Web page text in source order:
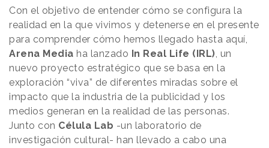
Con el objetivo de entender cómo se configura la
realidad en la que vivimos y detenerse en el presente
para comprender cómo hemos llegado hasta aquí,
Arena Media ha lanzado In Real Life (IRL), un
nuevo proyecto estratégico que se basa en la
exploración “viva” de diferentes miradas sobre el
impacto que la industria de la publicidad y los
medios generan en la realidad de las personas.​
Junto con Célula Lab -un laboratorio de
investigación cultural- han llevado a cabo una